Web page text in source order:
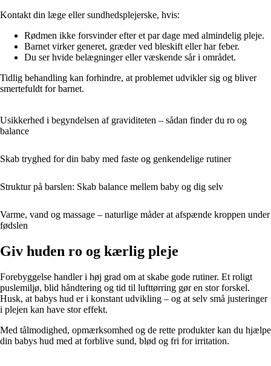
Kontakt din læge eller sundhedsplejerske, hvis:
Rødmen ikke forsvinder efter et par dage med almindelig pleje.
Barnet virker generet, græder ved bleskift eller har feber.
Du ser hvide belægninger eller væskende sår i området.
Tidlig behandling kan forhindre, at problemet udvikler sig og bliver
smertefuldt for barnet.
Usikkerhed i begyndelsen af graviditeten – sådan finder du ro og
balance
Skab tryghed for din baby med faste og genkendelige rutiner
Struktur på barslen: Skab balance mellem baby og dig selv
Varme, vand og massage – naturlige måder at afspænde kroppen under
fødslen
Giv huden ro og kærlig pleje
Forebyggelse handler i høj grad om at skabe gode rutiner. Et roligt
puslemiljø, blid håndtering og tid til lufttørring gør en stor forskel.
Husk, at babys hud er i konstant udvikling – og at selv små justeringer
i plejen kan have stor effekt.
Med tålmodighed, opmærksomhed og de rette produkter kan du hjælpe
din babys hud med at forblive sund, blød og fri for irritation.